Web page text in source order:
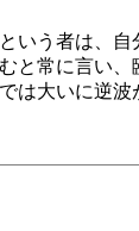
いう者は、
と常に言い
は大いに逆波